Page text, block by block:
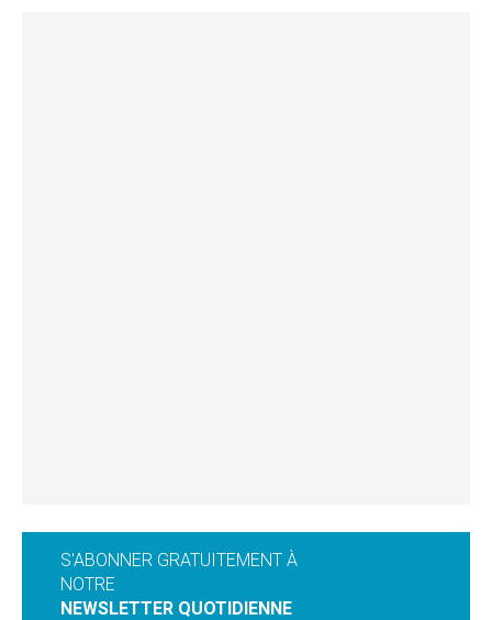
S'ABONNER GRATUITEMENT À
NOTRE
NEWSLETTER QUOTIDIENNE